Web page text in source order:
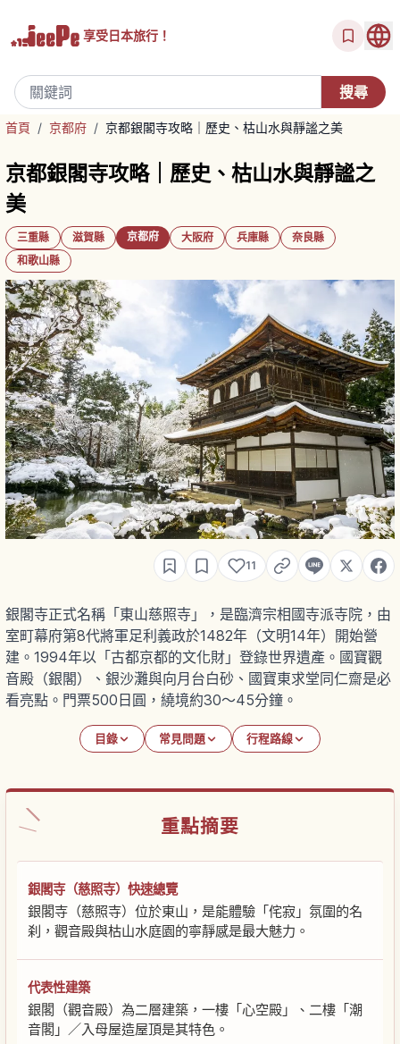
享受日本旅行！
首頁 / 京都府 / 京都銀閣寺攻略｜歷史、枯山水與靜謐之美
京都銀閣寺攻略｜歷史、枯山水與靜謐之
美
三重縣 滋賀縣 京都府 大阪府 兵庫縣
奈良縣
和歌山縣
11
銀閣寺正式名稱「東山慈照寺」，是臨濟宗相國寺派寺院，由
室町幕府第8代將軍足利義政於1482年（文明14年）開始營
建。1994年以「古都京都的文化財」登錄世界遺產。國寶觀
音殿（銀閣）、銀沙灘與向月台白砂、國寶東求堂同仁齋是必
看亮點。門票500日圓，繞境約30〜45分鐘。
目錄 常見問題 行程路線
重點摘要
銀閣寺（慈照寺）快速總覽
銀閣寺（慈照寺）位於東山，是能體驗「侘寂」氛圍的名
刹，觀音殿與枯山水庭園的寧靜感是最大魅力。
代表性建築
銀閣（觀音殿）為二層建築，一樓「心空殿」、二樓「潮
音閣」／入母屋造屋頂是其特色。